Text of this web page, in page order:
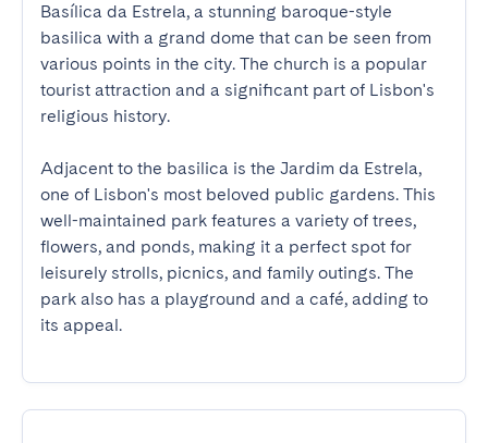
Basílica da Estrela, a stunning baroque-style
basilica with a grand dome that can be seen from
various points in the city. The church is a popular
tourist attraction and a significant part of Lisbon's
religious history.
Adjacent to the basilica is the Jardim da Estrela,
one of Lisbon's most beloved public gardens. This
well-maintained park features a variety of trees,
flowers, and ponds, making it a perfect spot for
leisurely strolls, picnics, and family outings. The
park also has a playground and a café, adding to
its appeal.